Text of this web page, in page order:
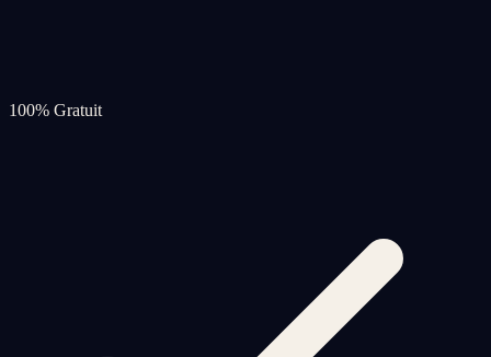
100% Gratuit